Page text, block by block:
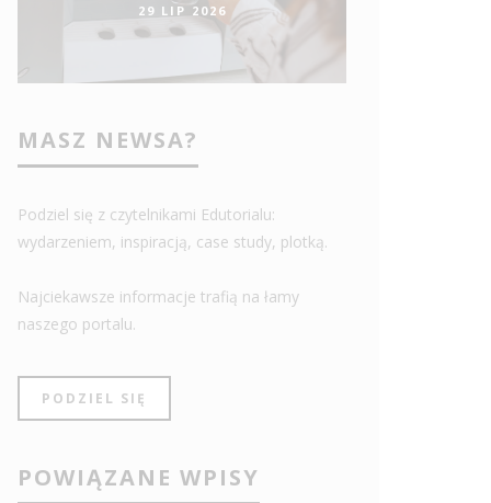
29 LIP 2026
MASZ NEWSA?
Podziel się z czytelnikami Edutorialu:
wydarzeniem, inspiracją, case study, plotką.
Najciekawsze informacje trafią na łamy
naszego portalu.
PODZIEL SIĘ
POWIĄZANE WPISY